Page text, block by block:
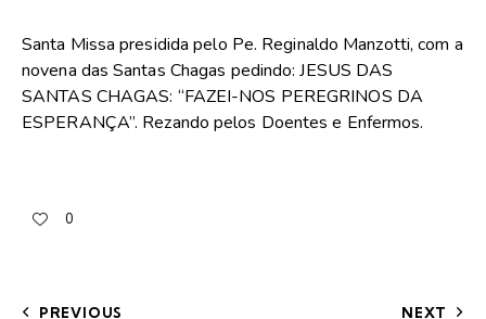
Santa Missa presidida pelo Pe. Reginaldo Manzotti, com a
novena das Santas Chagas pedindo: JESUS DAS
SANTAS CHAGAS: “FAZEI-NOS PEREGRINOS DA
ESPERANÇA”. Rezando pelos Doentes e Enfermos.
0
PREVIOUS NEXT